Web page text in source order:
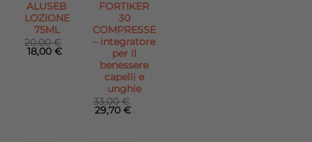
ALUSEB
LOZIONE
75ML
20,00€
Il
prezzo
18,00 €Il
FORTIKER
30
COMPRESSE
– integratore
per il
benessere
capelli e
unghie
33,00€
Il
prezzo
29,70 €Il